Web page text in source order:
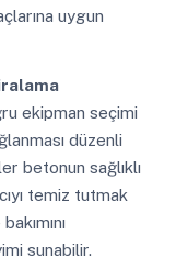
uygun
ekipman seçimi
düzenli
betonun sağlıklı
temiz tutmak
sunabilir.